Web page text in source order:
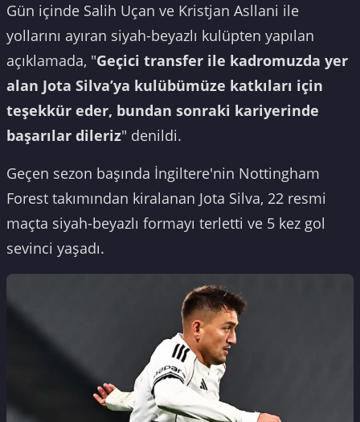
Gün içinde Salih Uçan ve Kristjan Asllani ile
yollarını ayıran siyah-beyazlı kulüpten yapılan
açıklamada, "Geçici transfer ile kadromuzda yer
alan Jota Silva’ya kulübümüze katkıları için
teşekkür eder, bundan sonraki kariyerinde
başarılar dileriz" denildi.
Geçen sezon başında İngiltere'nin Nottingham
Forest takımından kiralanan Jota Silva, 22 resmi
maçta siyah-beyazlı formayı terletti ve 5 kez gol
sevinci yaşadı.